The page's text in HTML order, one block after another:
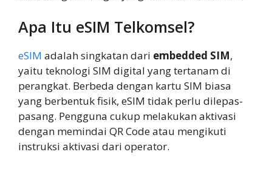
Apa Itu eSIM Telkomsel?
eSIM adalah singkatan dari embedded SIM,
yaitu teknologi SIM digital yang tertanam di
perangkat. Berbeda dengan kartu SIM biasa
yang berbentuk fisik, eSIM tidak perlu dilepas-
pasang. Pengguna cukup melakukan aktivasi
dengan memindai QR Code atau mengikuti
instruksi aktivasi dari operator.